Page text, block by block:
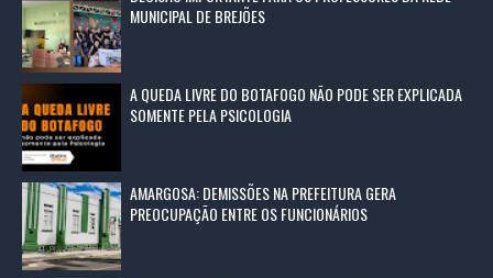
MUNICIPAL DE BREJÕES
A QUEDA LIVRE DO BOTAFOGO NÃO PODE SER EXPLICADA
SOMENTE PELA PSICOLOGIA
AMARGOSA: DEMISSÕES NA PREFEITURA GERA
PREOCUPAÇÃO ENTRE OS FUNCIONÁRIOS